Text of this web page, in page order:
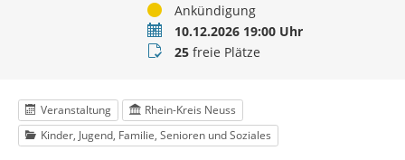
StatusAnkündigung
Termin10.12.2026 19:00 Uhr
Buchungsstatus
25freie Plätze
Veranstaltung
Rhein-Kreis Neuss
Kinder, Jugend, Familie, Senioren und Soziales